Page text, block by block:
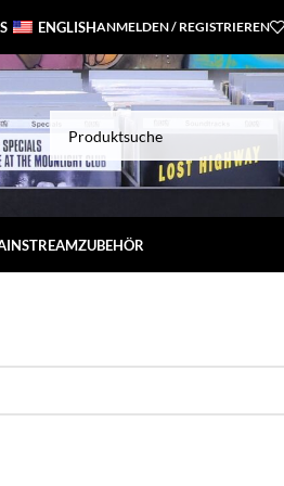
ENGLISHANMELDEN / REGISTRIEREN
ZUBEHÖR